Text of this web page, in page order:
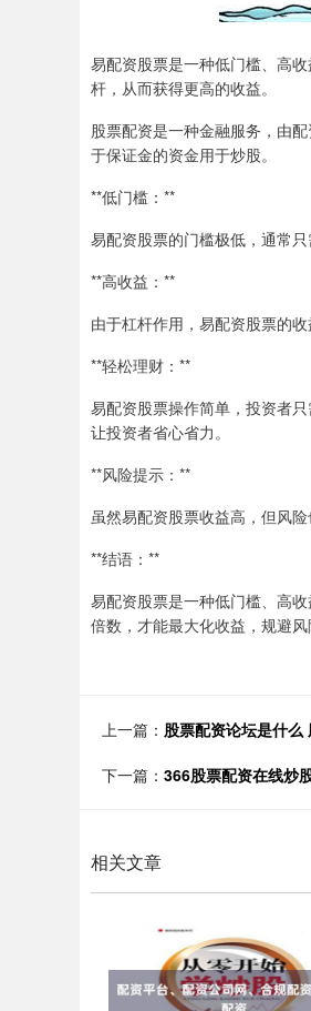
易配资股票是一种低门槛、高
杆，从而获得更高的收益。
股票配资是一种金融服务，由
于保证金的资金用于炒股。
**低门槛：**
易配资股票的门槛极低，通常
**高收益：**
由于杠杆作用，易配资股票的
**轻松理财：**
易配资股票操作简单，投资者
让投资者省心省力。
**风险提示：**
虽然易配资股票收益高，但风
**结语：**
易配资股票是一种低门槛、高
倍数，才能最大化收益，规避风
上一篇： 股票配资论坛是什么
下一篇： 366股票配资在线炒
相关文章